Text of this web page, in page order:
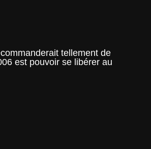
tellement de
est pouvoir se libérer au